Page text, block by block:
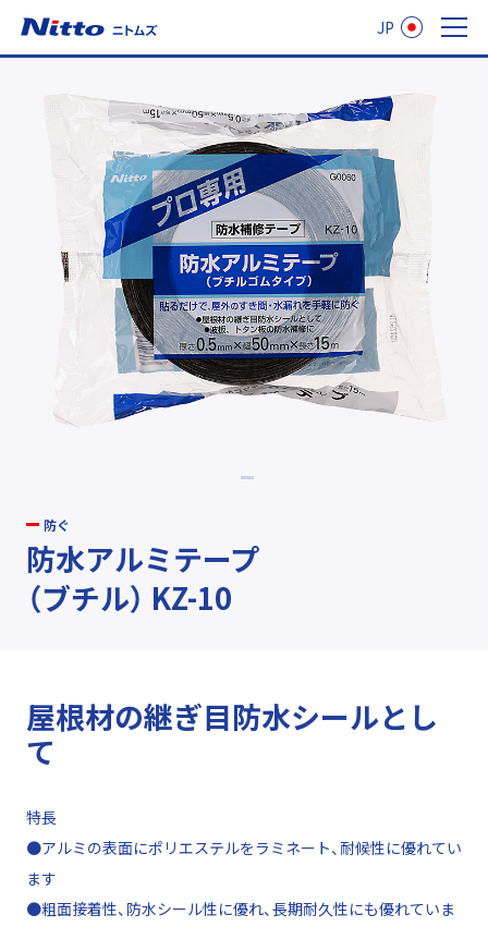
ニトムズ
JP
防ぐ
防水アルミテープ
（ブチル） KZ-10
屋根材の継ぎ目防水シールとし
て
特長
●アルミの表面にポリエステルをラミネート、耐候性に優れてい
ます
●粗面接着性、防水シール性に優れ、長期耐久性にも優れていま